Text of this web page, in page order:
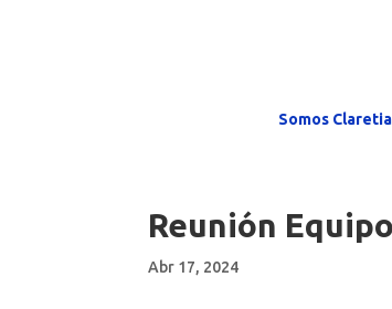
Somos
Reunión
Abr 17, 2024